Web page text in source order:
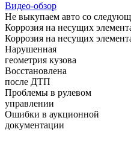
Видео-обзор
Не выкупаем авто со
Коррозия на несущих
Коррозия на несущих
Нарушенная
геометрия кузова
Восстановлена
после ДТП
Проблемы в рулевом
управлении
Ошибки в аукционной
документации